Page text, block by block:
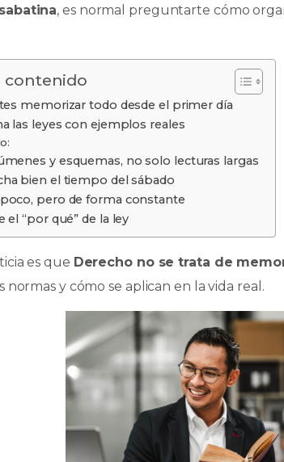
n
ti
, es normal preguntarte cómo
contenido
memorizar todo desde el primer día
las leyes con ejemplos reales
y esquemas, no solo lecturas largas
bien el tiempo del sábado
poco, pero de forma constante
el “por qué” de la ley
es que Derecho no se trata de
normas y cómo se aplican en la vida real.